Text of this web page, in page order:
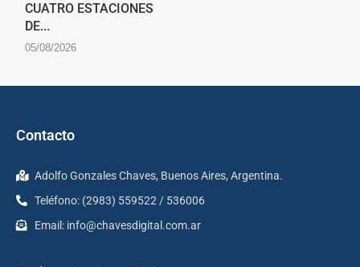
CUATRO ESTACIONES
DE...
05/08/2026
Contacto
Adolfo Gonzales Chaves, Buenos Aires, Argentina.
Teléfono: (2983) 559522 / 536006
Email: info@chavesdigital.com.ar